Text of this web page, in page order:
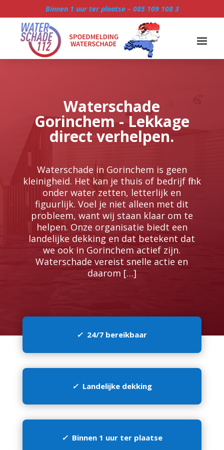
Binnen 1 uur ter plaatse – 085 109 108 3
Waterschade
Gorinchem - Lekkage
direct verhelpen.
Waterschade in Gorinchem is geen
kleinigheid.​ Het kan je thuis of bedrijf flink
onder water zetten, letterlijk en
figuurlijk.​ Voel je niet alleen met dit
probleem, want wij staan klaar om te
helpen.​ Onze organisatie biedt een
landelijke dekking en dat betekent dat
we ook in Gorinchem actief zijn.​
Waterschade vereist snelle actie en
daarom […]
✓ 24/7 bereikbaar
✓ Landelijke dekking
✓Binnen 1 uur ter plaatse